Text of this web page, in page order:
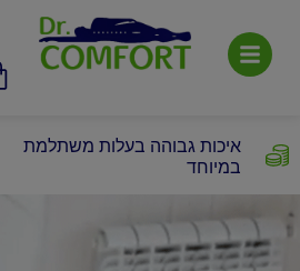
איכות גבוהה בעלות משתלמת
במיוחד